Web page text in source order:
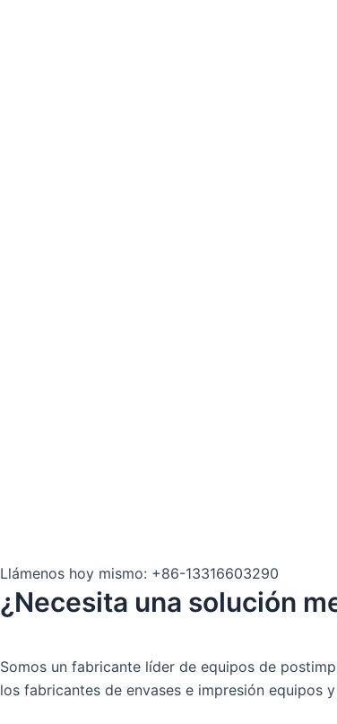
Llámenos hoy mismo: +86-13316603290
¿Necesita una solución
Somos un fabricante líder de equipos de
los fabricantes de envases e impresión equipos